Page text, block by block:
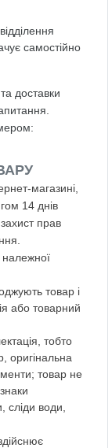
самостійно
доставки
магазині,
14 днів
прав
товар і
або товарний
тобто
оригінальна
товар не
сліди води,